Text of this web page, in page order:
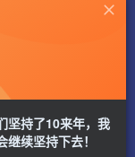
坚持了10来年，我
续坚持下去！